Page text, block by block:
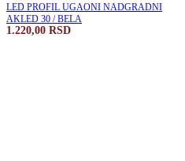
LED PROFIL UGAONI NADGRADNI
AKLED 30 / BELA
1.220,00 RSD